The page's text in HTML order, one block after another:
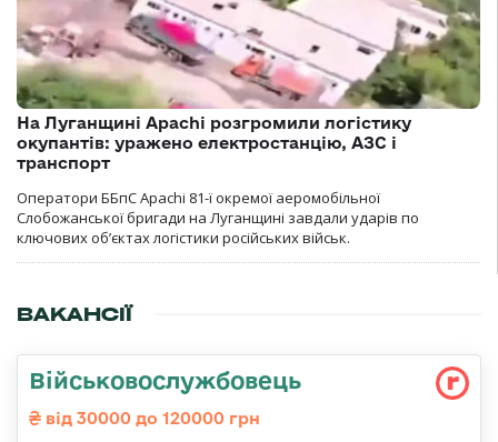
На Луганщині Apachi розгромили логістику
окупантів: уражено електростанцію, АЗС і
транспорт
Оператори ББпС Apachi 81-ї окремої аеромобільної
Слобожанської бригади на Луганщині завдали ударів по
ключових об’єктах логістики російських військ.
ВАКАНСІЇ
Військовослужбовець
від 30000 до 120000 грн